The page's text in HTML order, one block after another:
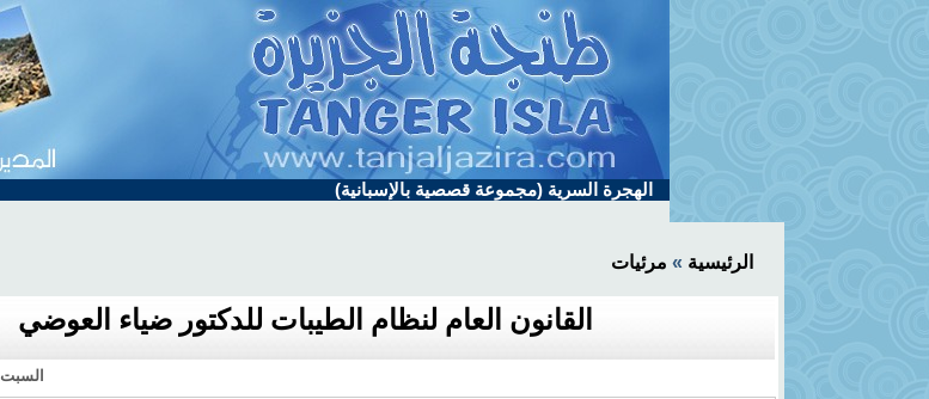
الهجرة السرية (مجموعة قصصية بالإسبانية)
الرئيسية » مرئيات
القانون العام لنظام الطيبات للدكتور ضياء العوضي
السبت 16-05-2026 11:48 مساء